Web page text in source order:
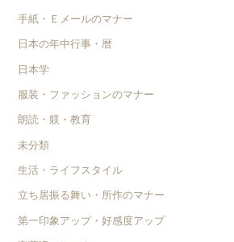
手紙・Ｅメールのマナー
日本の年中行事・暦
日本学
服装・ファッションのマナー
朗読・躾・教育
未分類
生活・ライフスタイル
立ち居振る舞い・所作のマナー
第一印象アップ・好感度アップ